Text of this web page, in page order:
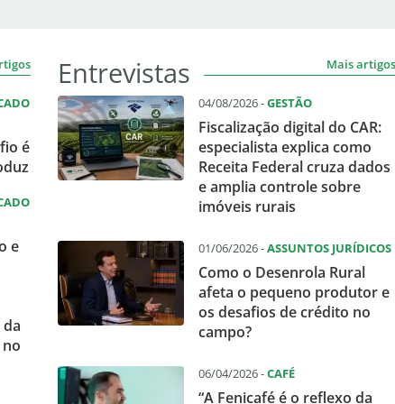
é
e
Entrevistas Mais artigos
04/08/2026 -GESTÃO
Fiscalização digital do CAR:
especialista explica como
Receita Federal cruza dados
e amplia controle sobre
imóveis rurais
01/06/2026 -ASSUNTOS JURÍDICOS
Como o Desenrola Rural
afeta o pequeno produtor e
os desafios de crédito no
campo?
06/04/2026 -CAFÉ
“A Fenicafé é o reflexo da